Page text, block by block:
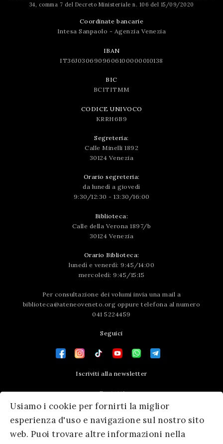
Usiamo i cookie per fornirti la miglior
esperienza d'uso e navigazione sul nostro sito
web. Puoi trovare altre informazioni nella
34, comma 7 del Decreto Ministeriale n. 106 del 15/09/2020
Coordinate bancarie
Intesa Sanpaolo - Agenzia Venezia
IBAN
IT36J0306909606100000010138
BIC
BCITITMM
CODICE UNIVOCO
KRRH6B9
Segreteria:
Calle Minelli 1892
30124 Venezia
Orario segreteria:
da lunedì a giovedì
9:30/12:30 - 13:30/16:00
Biblioteca:
Calle della Verona 1897/b
30124 Venezia
Orario Biblioteca:
lunedì e venerdì: 9:45/14:00
mercoledì: 9:45/15:15
Per consultazione dei volumi invia una mail a
biblioteca@ateneoveneto.org oppure telefona al numero
041 5224459
Seguici
Iscriviti alla newsletter
Contatti